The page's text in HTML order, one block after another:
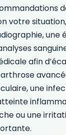
votre
une
afin
une
ou une